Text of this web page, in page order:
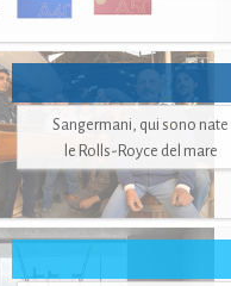
Sangermani, qui sono nate
le Rolls-Royce del mare